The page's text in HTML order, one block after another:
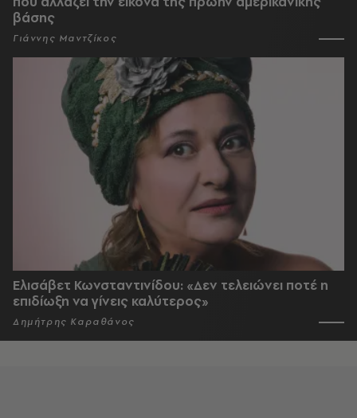
βάσης
Γιάννης Μαντζίκος
Ελισάβετ Κωνσταντινίδου: «Δεν τελειώνει ποτέ η
επιδίωξη να γίνεις καλύτερος»
Δημήτρης Καραθάνος